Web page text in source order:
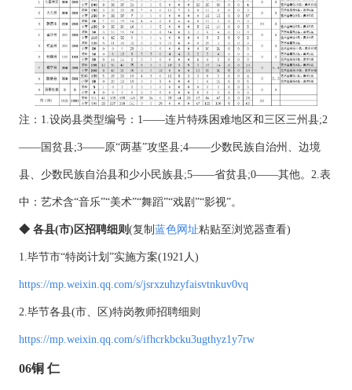
注：1.设岗县类型编号：1——连片特殊困难地区和三区三州县;2
——国贫县;3——原“两基”攻坚县;4——少数民族自治州、边境
县、少数民族自治县和少小民族县;5——省贫县;0——其他。2.表
中：艺术含“音乐”“美术”“舞蹈”“戏剧”“影视”。
◆ 各县(市)区招聘细则 (复制 蓝色网址粘贴至浏览器查看)
1.毕节市“特岗计划”实施方案(1921人)
https://mp.weixin.qq.com/s/jsrxzuhzyfaisvtnkuv0vq
2.毕节各县(市、区)特岗教师招聘细则
https://mp.weixin.qq.com/s/ifhcrkbcku3ugthyz1y7rw
06铜 仁